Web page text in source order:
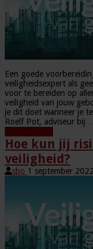
Een goede
veiligheidsexpert als
voor te bereiden op
veiligheid van jouw
je dit doet wanneer je
Roelf Pot, adviseur bij …
Hoe kun jij
veiligheid?
sbo 1 september 2022